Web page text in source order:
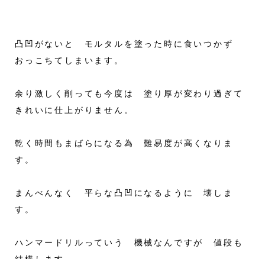
凸凹がないと モルタルを塗った時に食いつかず
おっこちてしまいます。
余り激しく削っても今度は 塗り厚が変わり過ぎて
きれいに仕上がりません。
乾く時間もまばらになる為 難易度が高くなりま
す。
まんべんなく 平らな凸凹になるように 壊しま
す。
ハンマードリルっていう 機械なんですが 値段も